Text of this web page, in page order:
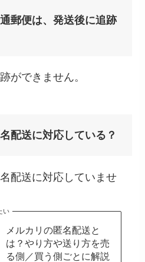
郵便は、発送後に追跡
ができません。
配送に対応している？
配送に対応していませ
い
メルカリの匿名配送と
は？やり方や送り方を売
る側／買う側ごとに解説